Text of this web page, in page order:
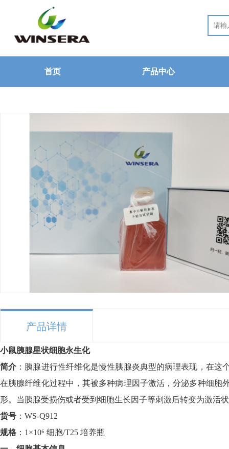
首页 产品中心
产品详情
小鼠胰腺星状细胞永生化
简介 ：胰腺进行性纤维化是慢性胰腺炎典型的病理表现，在
在胰腺纤维化过程中，其被多种病理因子激活，分泌多种细
形。当胰腺受损伤或者受到细胞生长因子等刺激后转变为激活
货号 ： WS-Q912
规格 ： 1×10⁶ 细胞/T25 培养瓶